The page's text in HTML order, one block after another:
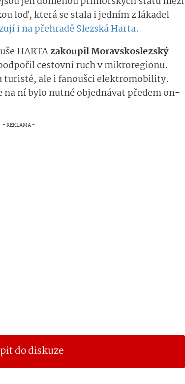
loď, která se stala i jedním z lákadel
i na přehradě Slezská Harta.
HARTAzakoupil Moravskoslezský
cestovní ruch v mikroregionu.
turisté, ale i fanoušci elektromobility.
na ní bylo nutné objednávat předem on-
do diskuze